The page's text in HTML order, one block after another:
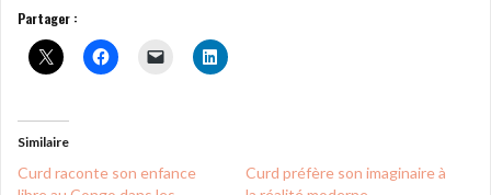
Partager :
Similaire
Curd raconte son enfance
Curd préfère son imaginaire à